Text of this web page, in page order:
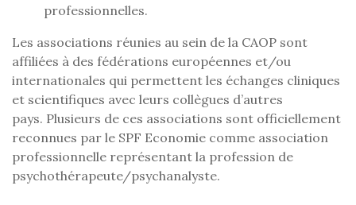
professionnelles.
Les associations réunies au sein de la CAOP sont
affiliées à des fédérations européennes et/ou
internationales qui permettent les échanges cliniques
et scientifiques avec leurs collègues d’autres
pays. Plusieurs de ces associations sont officiellement
reconnues par le SPF Economie comme association
professionnelle représentant la profession de
psychothérapeute/psychanalyste.